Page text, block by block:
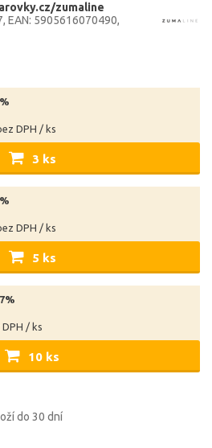
zumaline
EAN: 5905616070490
DPH / ks
3 ks
DPH / ks
5 ks
7%
DPH / ks
10 ks
do 30 dní